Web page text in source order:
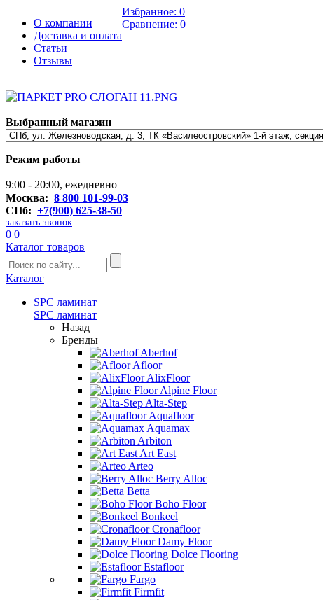
О компании
Доставка и оплата
Статьи
Отзывы
Избранное: 0
Сравнение: 0
Выбранный магазин
Режим работы
9:00 - 20:00, ежедневно
Москва: 8 800 101-99-03
СПб: +7(900) 625-38-50
заказать звонок
0 0
Каталог товаров
Каталог
SPC ламинат
SPC ламинат
Назад
Бренды
Aberhof
Afloor
AlixFloor
Alpine Floor
Alta-Step
Aquafloor
Aquamax
Arbiton
Art East
Arteo
Berry Alloc
Betta
Boho Floor
Bonkeel
Cronafloor
Damy Floor
Dolce Flooring
Estafloor
Fargo
Firmfit